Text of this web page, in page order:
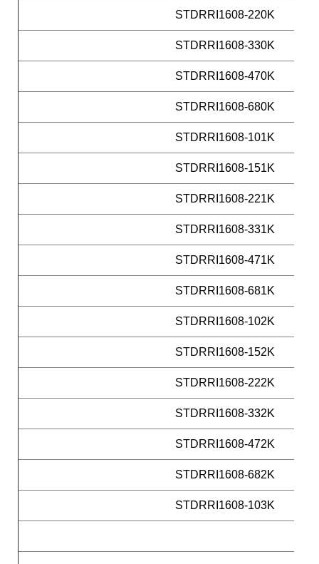
STDRRI1608-220K
STDRRI1608-330K
STDRRI1608-470K
STDRRI1608-680K
STDRRI1608-101K
STDRRI1608-151K
STDRRI1608-221K
STDRRI1608-331K
STDRRI1608-471K
STDRRI1608-681K
STDRRI1608-102K
STDRRI1608-152K
STDRRI1608-222K
STDRRI1608-332K
STDRRI1608-472K
STDRRI1608-682K
STDRRI1608-103K